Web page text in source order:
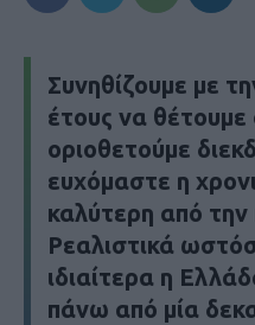
Συνηθίζουμε με
έτους να
οριοθετούμε
ευχόμαστε η
καλύτερη από
Ρεαλιστικά
ιδιαίτερα η
πάνω από μία